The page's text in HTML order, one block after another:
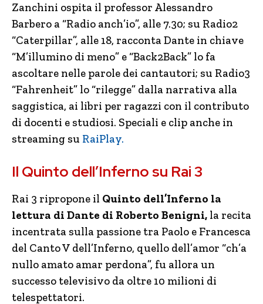
Zanchini ospita il professor Alessandro
Barbero a “Radio anch’io”, alle 7.30; su Radio2
“Caterpillar”, alle 18, racconta Dante in chiave
“M’illumino di meno” e “Back2Back” lo fa
ascoltare nelle parole dei cantautori; su Radio3
“Fahrenheit” lo “rilegge” dalla narrativa alla
saggistica, ai libri per ragazzi con il contributo
di docenti e studiosi. Speciali e clip anche in
streaming su RaiPlay.
Il Quinto dell’Inferno su Rai 3
Rai 3 ripropone il Quinto dell’Inferno la
lettura di Dante di Roberto Benigni, la recita
incentrata sulla passione tra Paolo e Francesca
del Canto V dell’Inferno, quello dell’amor “ch’a
nullo amato amar perdona”, fu allora un
successo televisivo da oltre 10 milioni di
telespettatori.